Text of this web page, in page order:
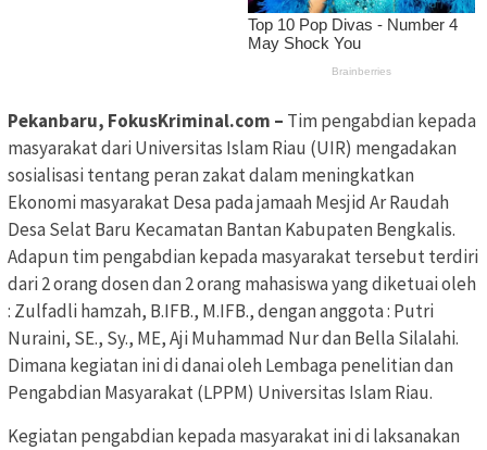
Pekanbaru, FokusKriminal.com – Tim pengabdian kepada
masyarakat dari Universitas Islam Riau (UIR) mengadakan
sosialisasi tentang peran zakat dalam meningkatkan
Ekonomi masyarakat Desa pada jamaah Mesjid Ar Raudah
Desa Selat Baru Kecamatan Bantan Kabupaten Bengkalis.
Adapun tim pengabdian kepada masyarakat tersebut terdiri
dari 2 orang dosen dan 2 orang mahasiswa yang diketuai oleh
: Zulfadli hamzah, B.IFB., M.IFB., dengan anggota : Putri
Nuraini, SE., Sy., ME, Aji Muhammad Nur dan Bella Silalahi.
Dimana kegiatan ini di danai oleh Lembaga penelitian dan
Pengabdian Masyarakat (LPPM) Universitas Islam Riau.
Kegiatan pengabdian kepada masyarakat ini di laksanakan